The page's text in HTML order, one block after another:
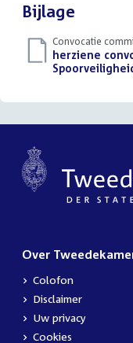
Bijlage
Convocatie
Download
bestand:
herziene
Over
Colofon
Disclaimer
Uw privacy
Cookies